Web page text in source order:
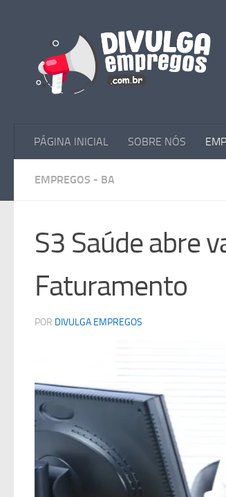
PÁGINA INICIAL SOBRE NÓS
EMPREGOS - BA
S3 Saúde abre
Faturamento
POR DIVULGA EMPREGOS